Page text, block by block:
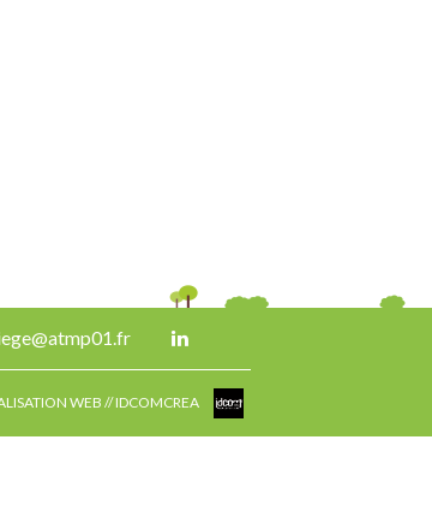
WEB //IDCOMCREA